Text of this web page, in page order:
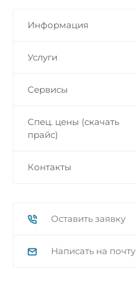
Информация
Услуги
Сервисы
Спец. цены (скачать
прайс)
Контакты
Оставить заявку
Написать на почту